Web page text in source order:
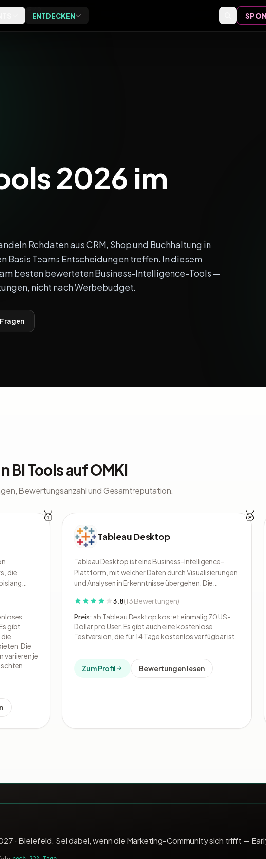
Bird €49
ENTDECKEN
und
Archiv
2026 im
Rohdaten aus CRM, Shop und Buchhaltung in
Basis Teams Entscheidungen treffen. In diesem
besten bewerteten Business-Intelligence-Tools —
nicht nach Werbebudget.
Tools auf OMKI
Bewertungsanzahl und Gesamtreputation.
🥇
die
sindgibt
Die
variieren je
🥈
Tableau Desktop
Tableau Desktop ist eine Business-Intelligence-
Plattform, mit welcher Daten durch Visualisierungen
und Analysen in Erkenntnisse übergehen. Die
eigenen Server verwendet werden. Über 54.000
Kunden verwenden Tableau. Unternehmen aus den
verschiedensten B
3.8(13 Bewertungen)
Preis: ab Tableau Desktop kostet einmalig 70 US-
Dollar pro User. Es gibt auch eine kostenlose
Testversion, die für 14 Tage kostenlos verfügbar ist.
Zum Profil Bewertungen lesen
· Bielefeld. Sei dabei, wenn die Marketing-Community sich trifft —